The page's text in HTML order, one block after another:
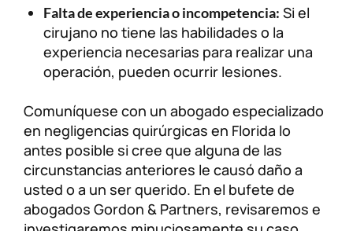
Falta de experiencia o incompetencia: Si el
cirujano no tiene las habilidades o la
experiencia necesarias para realizar una
operación, pueden ocurrir lesiones.
Comuníquese con un abogado especializado
en negligencias quirúrgicas en Florida lo
antes posible si cree que alguna de las
circunstancias anteriores le causó daño a
usted o a un ser querido. En el bufete de
abogados Gordon & Partners, revisaremos e